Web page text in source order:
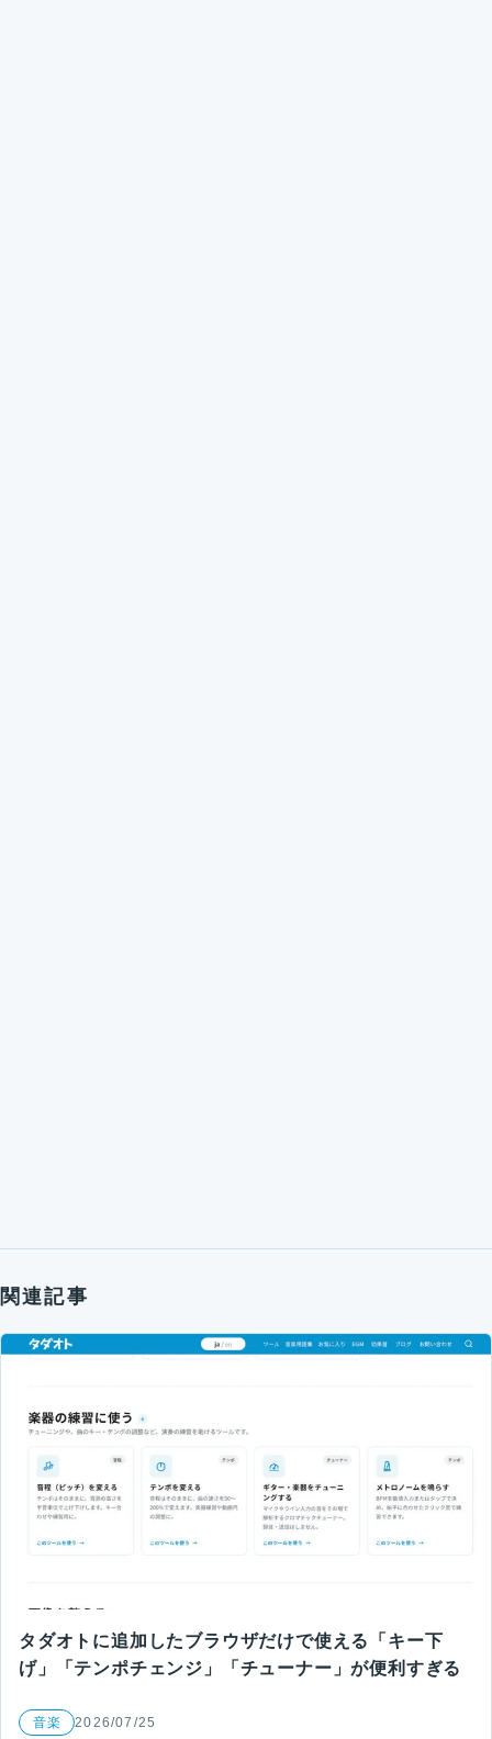
関連記事
タダオトに追加したブラウザだけで使える「キー下
げ」「テンポチェンジ」「チューナー」が便利すぎる
音楽 2026/07/25